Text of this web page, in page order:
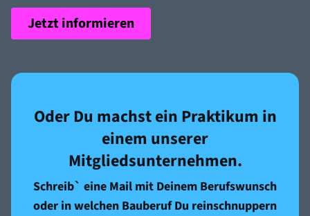
Jetzt informieren
Oder Du machst ein Praktikum in
einem unserer
Mitgliedsunternehmen.
Schreib` eine Mail mit Deinem Berufswunsch
oder in welchen Bauberuf Du reinschnuppern